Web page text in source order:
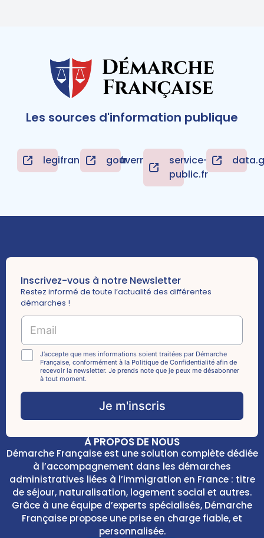
Les sources d'information publique
legifrance.gouv.frgouvernement.frservice-
public.fr
Inscrivez-vous à notre Newsletter
Restez informé de toute l’actualité des différentes
démarches !
E
i
l
e
k
o
x
s
C
h
e
c
E
a
i
l
C
k
o
s
J’accepte que mes informations soient traitées par Démarche
Française, conformément à la Politique de Confidentialité afin de
recevoir la newsletter. Je prends note que je peux me désabonner
à tout moment.
Je m'inscris
À PROPOS DE NOUS
Démarche Française est une solution complète dédiée
à l’accompagnement dans les démarches
administratives liées à l’immigration en France : titre
de séjour, naturalisation, logement social et autres.
Grâce à une équipe d’experts spécialisés, Démarche
Française propose une prise en charge fiable, et
personnalisée.